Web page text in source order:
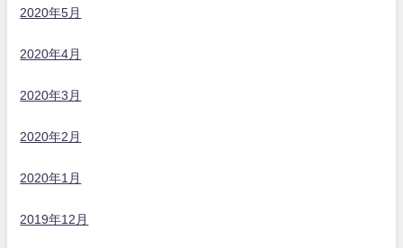
2020年5月
2020年4月
2020年3月
2020年2月
2020年1月
2019年12月